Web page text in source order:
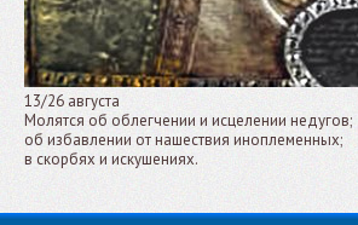
13/26 августа
Молятся об облегчении и исцелении недугов;
об избавлении от нашествия иноплеменных;
в скорбях и искушениях.